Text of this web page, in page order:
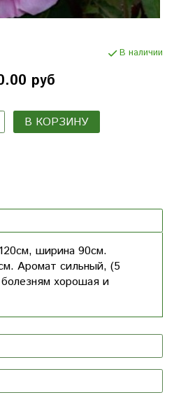
В наличии
руб
В КОРЗИНУ
ширина 90см.
Аромат сильный, (5
хорошая и